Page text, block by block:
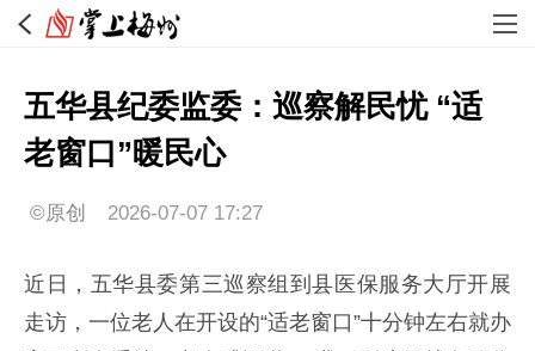
五华县纪委监委：巡察解民忧 “适
老窗口”暖民心
©原创 2026-07-07 17:27
近日，五华县委第三巡察组到县医保服务大厅开展
走访，一位老人在开设的“适老窗口”十分钟左右就办